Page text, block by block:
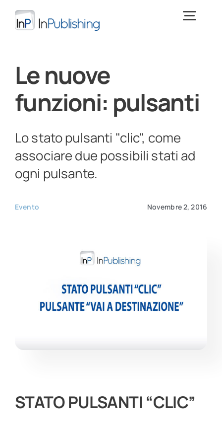
contenuto
Cos’è InPublishing
Download > PROVA INPUBLISHING <
Le nuove
funzioni: pulsanti
Lo stato pulsanti "clic", come
associare due possibili stati ad
ogni pulsante.
Evento Novembre 2, 2016
STATO PULSANTI “CLIC”